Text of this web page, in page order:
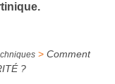
> Comment
?